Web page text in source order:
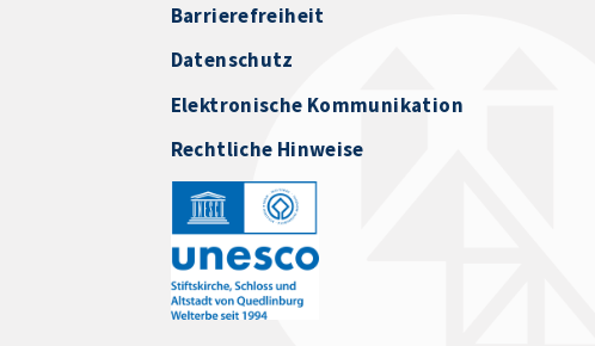
Barrierefreiheit
Datenschutz
Elektronische Kommunikation
Rechtliche Hinweise